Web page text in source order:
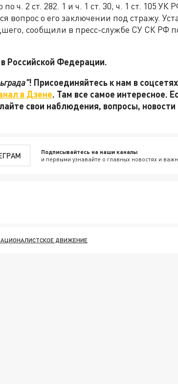
ч. 2 ст. 282. 1 и ч. 1 ст. 30, ч. 1 ст. 105 УК
вопрос о его заключении под стражу.
сообщили в пресс-службе СУ СК РФ
Российской Федерации.
! Присоединяйтесь к нам в соцсетях
в Дзене. Там все самое интересное.
свои наблюдения, вопросы,
Подписывайтесь на наши каналы
и первыми узнавайте о главных новостях и
ДВИЖЕНИЕ